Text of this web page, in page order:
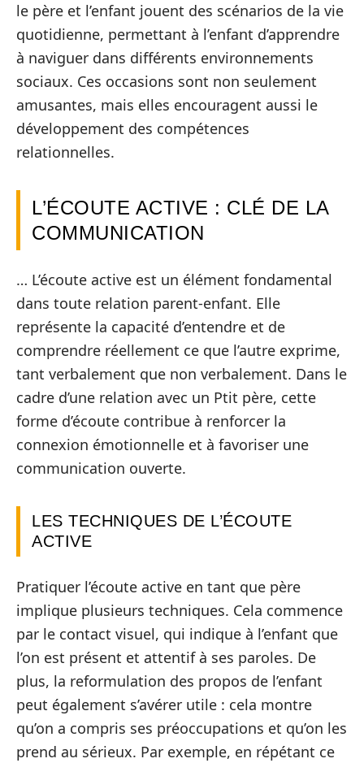
le père et l’enfant jouent des scénarios de la vie
quotidienne, permettant à l’enfant d’apprendre
à naviguer dans différents environnements
sociaux. Ces occasions sont non seulement
amusantes, mais elles encouragent aussi le
développement des compétences
relationnelles.
L’ÉCOUTE ACTIVE : CLÉ DE LA
COMMUNICATION
… L’écoute active est un élément fondamental
dans toute relation parent-enfant. Elle
représente la capacité d’entendre et de
comprendre réellement ce que l’autre exprime,
tant verbalement que non verbalement. Dans le
cadre d’une relation avec un Ptit père, cette
forme d’écoute contribue à renforcer la
connexion émotionnelle et à favoriser une
communication ouverte.
LES TECHNIQUES DE L’ÉCOUTE
ACTIVE
Pratiquer l’écoute active en tant que père
implique plusieurs techniques. Cela commence
par le contact visuel, qui indique à l’enfant que
l’on est présent et attentif à ses paroles. De
plus, la reformulation des propos de l’enfant
peut également s’avérer utile : cela montre
qu’on a compris ses préoccupations et qu’on les
prend au sérieux. Par exemple, en répétant ce